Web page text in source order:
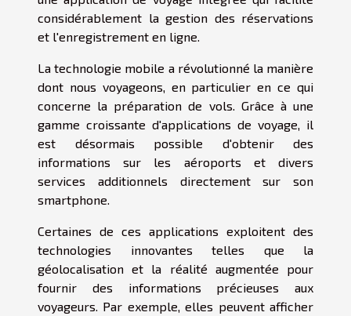
considérablement la gestion des réservations
et l'enregistrement en ligne.
La technologie mobile a révolutionné la manière
dont nous voyageons, en particulier en ce qui
concerne la préparation de vols. Grâce à une
gamme croissante d'applications de voyage, il
est désormais possible d'obtenir des
informations sur les aéroports et divers
services additionnels directement sur son
smartphone.
Certaines de ces applications exploitent des
technologies innovantes telles que la
géolocalisation et la réalité augmentée pour
fournir des informations précieuses aux
voyageurs. Par exemple, elles peuvent afficher